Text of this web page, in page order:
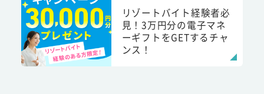
リゾートバイト経験者必
見！3万円分の電子マネ
ーギフトをGETするチャ
ンス！